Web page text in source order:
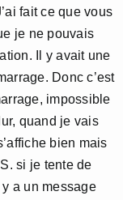
fait ce que vous
je ne pouvais
Il y avait une
Donc c’est
impossible
quand je vais
bien mais
si je tente de
y a un message